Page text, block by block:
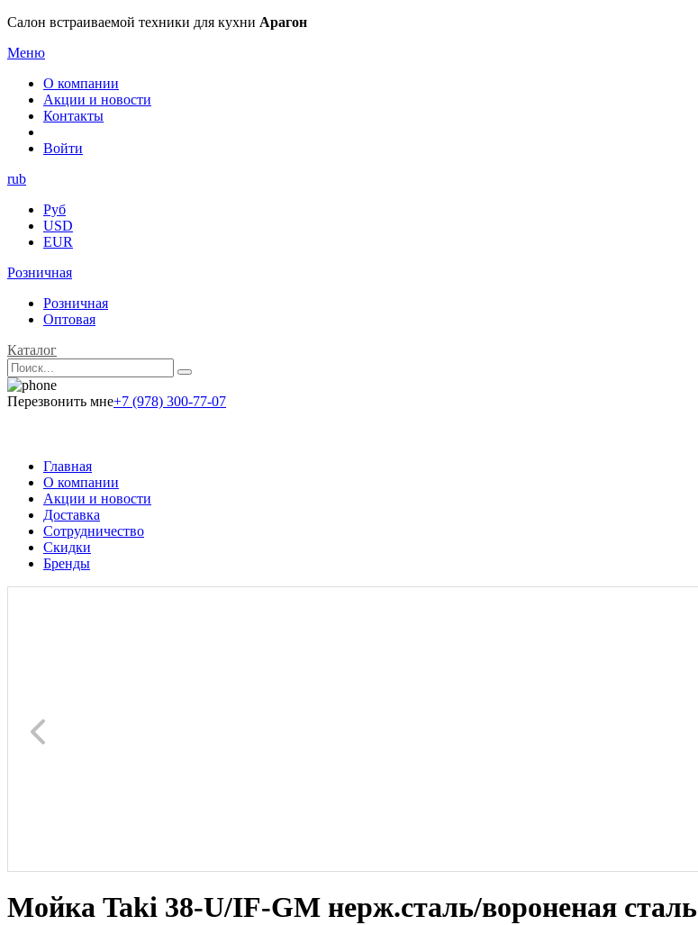
Салон встраиваемой техники для кухни Арагон
Меню
О компании
Акции и новости
Контакты
Войти
rub
Руб
USD
EUR
Розничная
Розничная
Оптовая
Каталог
Перезвонить мне+7 (978) 300-77-07
Главная
О компании
Акции и новости
Доставка
Сотрудничество
Скидки
Бренды
Мойка Taki 38-U/IF-GM нерж.сталь/вороненая сталь